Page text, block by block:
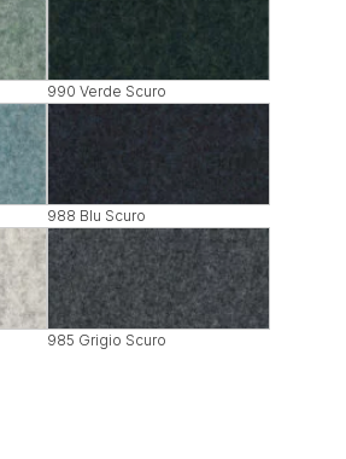
990 Verde Scuro
988 Blu Scuro
985 Grigio Scuro